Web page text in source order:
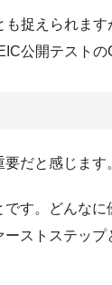
捉えられま
公開テスト
だと感じま
す。どんな
ストステッ